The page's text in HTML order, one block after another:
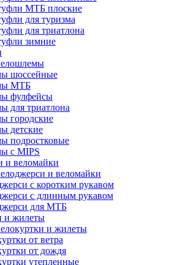
МТБ плоские
для туризма
для триатлона
зимние
шоссейные
МТБ
фулфейсы
для триатлона
городские
детские
подростковые
с MIPS
и веломайки
и веломайки
с коротким рукавом
с длинным рукавом
для МТБ
и жилеты
и жилеты
от ветра
от дождя
утепленные